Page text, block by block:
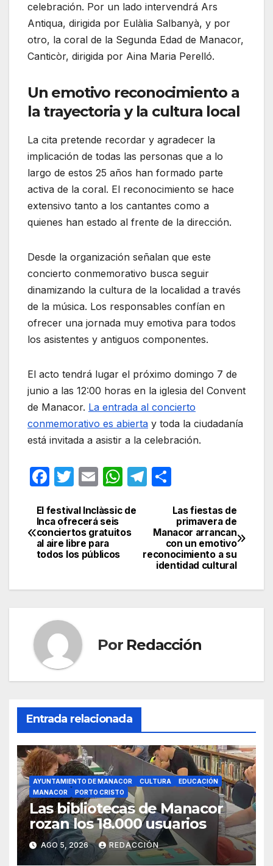
celebración. Por un lado intervendrá Ars
Antiqua, dirigida por Eulàlia Salbanyà, y por
otro, la coral de la Segunda Edad de Manacor,
Canticòr, dirigida por Aina Maria Perelló.
Un emotivo reconocimiento a
la trayectoria y la cultura local
La cita pretende recordar y agradecer la
implicación de todas las personas que a lo
largo de estos 25 años han formado parte
activa de la coral. El reconocimiento se hace
extensivo tanto a los cantantes como a
quienes han estado al frente de la dirección.
Desde la organización señalan que este
concierto conmemorativo busca seguir
dinamizando la cultura de la localidad a través
de la música. Los responsables confían en
ofrecer una jornada muy emotiva para todos
los asistentes y antiguos componentes.
El acto tendrá lugar el próximo domingo 7 de
junio a las 12:00 horas en la iglesia del Convent
de Manacor. La entrada al concierto
conmemorativo es abierta y toda la ciudadanía
está invitada a asistir a la celebración.
F
c
e
b
o
T
itt
er
E
ail
W
at
s
p
T
gr
a
m
m
p
ar
tir
Navegación
de
entradas
Las fiestas de
primavera de
Manacor arrancan
con un emotivo
reconocimiento a su
identidad cultural
El festival Inclàssic de
Inca ofrecerá seis
conciertos gratuitos
al aire libre para
todos los públicos
Por Redacción
Entrada relacionada
AYUNTAMIENTO DE MANACOR CULTURA
EDUCACIÓN
MANACOR
PORTO CRISTO
Las bibliotecas de Manacor
rozan los 18.000 usuarios
AGO 5, 2026 REDACCIÓN